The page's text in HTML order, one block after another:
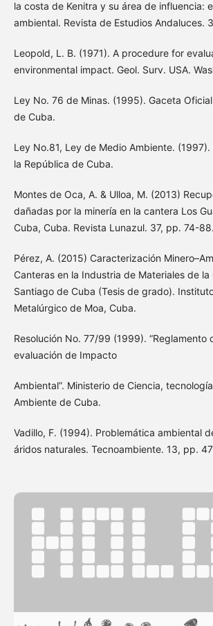
la costa de Kenitra y su área de influencia:
ambiental. Revista de Estudios Andaluces.
Leopold, L. B. (1971). A procedure for
environmental impact. Geol. Surv. USA.
Ley No. 76 de Minas. (1995). Gaceta
de Cuba.
Ley No.81, Ley de Medio Ambiente.
la República de Cuba.
Montes de Oca, A. & Ulloa, M. (2013)
dañadas por la minería en la cantera Los
Cuba, Cuba. Revista Lunazul. 37, pp. 74-88.
Pérez, A. (2015) Caracterización
Canteras en la Industria de Materiales de
Santiago de Cuba (Tesis de grado).
Metalúrgico de Moa, Cuba.
Resolución No. 77/99 (1999). “Reglamento
evaluación de Impacto
Ambiental”. Ministerio de Ciencia,
Ambiente de Cuba.
Vadillo, F. (1994). Problemática ambiental
áridos naturales. Tecnoambiente. 13, pp.